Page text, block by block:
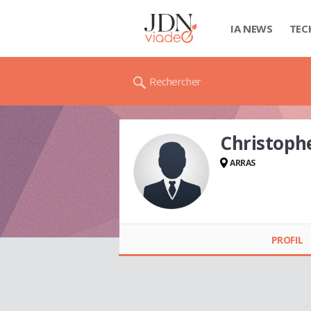
IA NEWS
Rechercher
ARRAS
PROFIL